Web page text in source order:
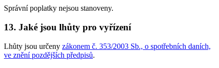
Správní poplatky nejsou stanoveny.
13. Jaké jsou lhůty pro vyřízení
Lhůty jsou určeny zákonem č. 353/2003 Sb., o spotřebních daních,
ve znění pozdějších předpisů.